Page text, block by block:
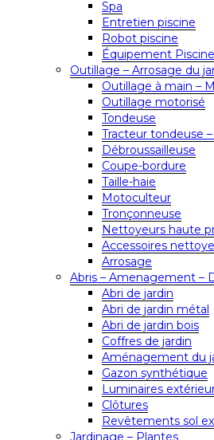
Spa
Entretien piscine
Robot piscine
Équipement Piscine
Outillage – Arrosage du
Outillage à main –
Outillage motorisé
Tondeuse
Tracteur tondeuse
Débroussailleuse
Coupe-bordure
Taille-haie
Motoculteur
Tronçonneuse
Nettoyeurs haute
Accessoires
Arrosage
Abris – Amenagement –
Abri de jardin
Abri de jardin métal
Abri de jardin bois
Coffres de jardin
Aménagement du
Gazon synthétique
Luminaires
Clôtures
Revêtements sol
Jardinage – Plantes